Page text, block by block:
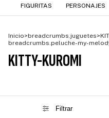
FIGURITAS PERSONAJES
Inicio>breadcrumbs.juguetes>
breadcrumbs.peluche-my-
KITTY-KUROMI
Filtrar